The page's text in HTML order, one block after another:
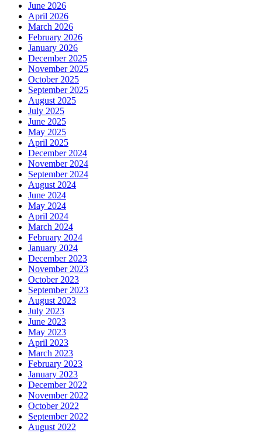
June 2026
April 2026
March 2026
February 2026
January 2026
December 2025
November 2025
October 2025
September 2025
August 2025
July 2025
June 2025
May 2025
April 2025
December 2024
November 2024
September 2024
August 2024
June 2024
May 2024
April 2024
March 2024
February 2024
January 2024
December 2023
November 2023
October 2023
September 2023
August 2023
July 2023
June 2023
May 2023
April 2023
March 2023
February 2023
January 2023
December 2022
November 2022
October 2022
September 2022
August 2022